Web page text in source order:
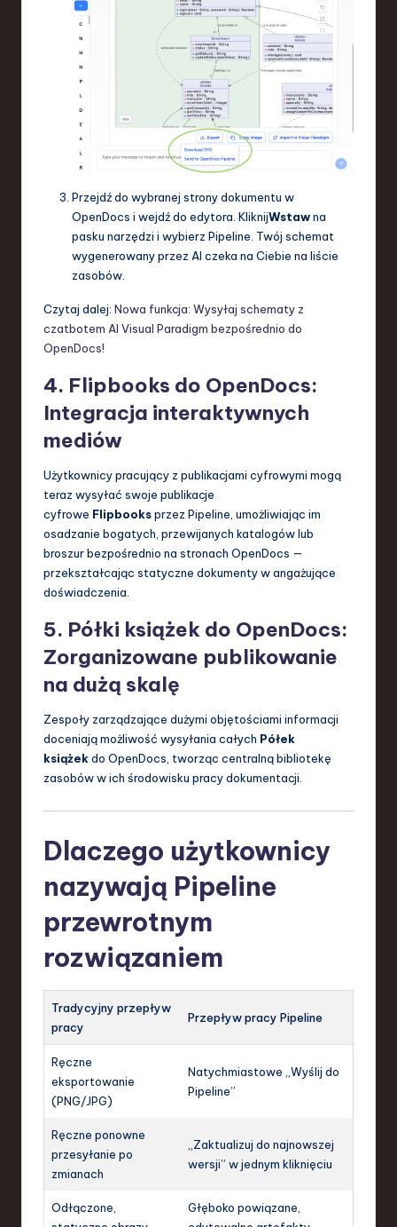
Przejdź do wybranej strony dokumentu w
OpenDocs i wejdź do edytora. KliknijWstawna
pasku narzędzi i wybierz Pipeline. Twój schemat
wygenerowany przez AI czeka na Ciebie na liście
zasobów.
Czytaj dalej: Nowa funkcja: Wysyłaj schematy z
czatbotem AI Visual Paradigm bezpośrednio do
OpenDocs!
4. Flipbooks do OpenDocs:
Integracja interaktywnych
mediów
Użytkownicy pracujący z publikacjami cyfrowymi mogą
teraz wysyłać swoje publikacje
cyfrowe Flipbooksprzez Pipeline, umożliwiając im
osadzanie bogatych, przewijanych katalogów lub
broszur bezpośrednio na stronach OpenDocs —
przekształcając statyczne dokumenty w angażujące
doświadczenia.
5. Półki książek do OpenDocs:
Zorganizowane publikowanie
na dużą skalę
Zespoły zarządzające dużymi objętościami informacji
doceniają możliwość wysyłania całych Półek
książekdo OpenDocs, tworząc centralną bibliotekę
zasobów w ich środowisku pracy dokumentacji.
Dlaczego użytkownicy
nazywają Pipeline
przewrotnym
rozwiązaniem
Tradycyjny przepływ
pracy
Przepływ pracy Pipeline
Ręczne
eksportowanie
(PNG/JPG)
Natychmiastowe „Wyślij do
Pipeline”
Ręczne ponowne
przesyłanie po
zmianach
„Zaktualizuj do najnowszej
wersji” w jednym kliknięciu
Odłączone,
Głęboko powiązane,